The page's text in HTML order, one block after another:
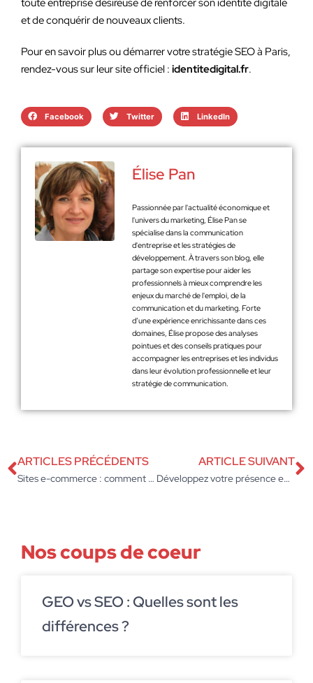
toute entreprise désireuse de renforcer son identité digitale
et de conquérir de nouveaux clients.
Pour en savoir plus ou démarrer votre stratégie SEO à Paris,
rendez-vous sur leur site officiel : identitedigital.fr.
Facebook Twitter LinkedIn
Élise Pan
Passionnée par l'actualité économique et
l'univers du marketing, Élise Pan se
spécialise dans la communication
d'entreprise et les stratégies de
développement. À travers son blog, elle
partage son expertise pour aider les
professionnels à mieux comprendre les
enjeux du marché de l'emploi, de la
communication et du marketing. Forte
d’une expérience enrichissante dans ces
domaines, Élise propose des analyses
pointues et des conseils pratiques pour
accompagner les entreprises et les individus
dans leur évolution professionnelle et leur
stratégie de communication.
ARTICLES PRÉCÉDENTS
Sites e-commerce : comment garantir rapidité et fiabilité à vos clients ?
ARTICLE SUIVANT
Développez votre présence en ligne avec une agence web spécialisée
Nos coups de coeur
GEO vs SEO : Quelles sont les
différences ?